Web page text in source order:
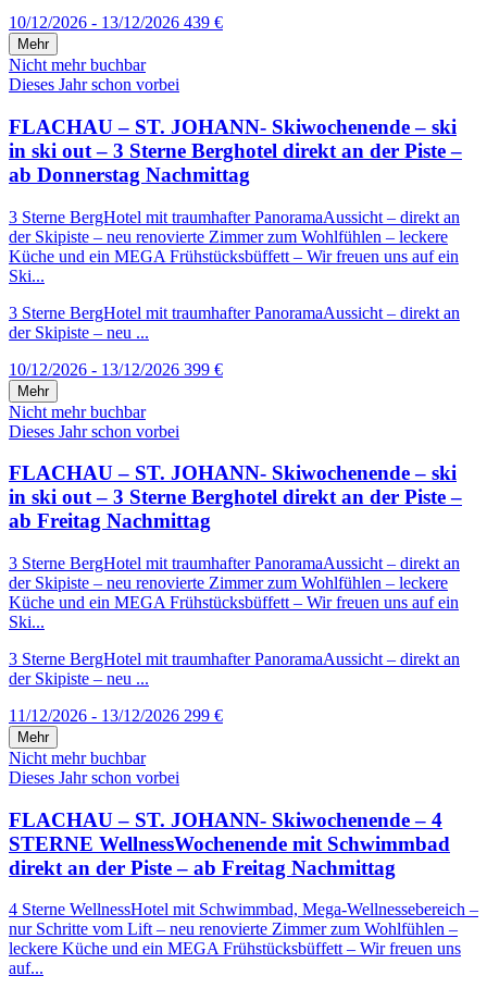
10/12/2026 - 13/12/2026 439 €
Mehr
Nicht mehr buchbar
Dieses Jahr schon vorbei
FLACHAU – ST. JOHANN- Skiwochenende – ski
in ski out – 3 Sterne Berghotel direkt an der Piste –
ab Donnerstag Nachmittag
3 Sterne BergHotel mit traumhafter PanoramaAussicht – direkt an
der Skipiste – neu renovierte Zimmer zum Wohlfühlen – leckere
Küche und ein MEGA Frühstücksbüffett – Wir freuen uns auf ein
Ski...
3 Sterne BergHotel mit traumhafter PanoramaAussicht – direkt an
der Skipiste – neu ...
10/12/2026 - 13/12/2026 399 €
Mehr
Nicht mehr buchbar
Dieses Jahr schon vorbei
FLACHAU – ST. JOHANN- Skiwochenende – ski
in ski out – 3 Sterne Berghotel direkt an der Piste –
ab Freitag Nachmittag
3 Sterne BergHotel mit traumhafter PanoramaAussicht – direkt an
der Skipiste – neu renovierte Zimmer zum Wohlfühlen – leckere
Küche und ein MEGA Frühstücksbüffett – Wir freuen uns auf ein
Ski...
3 Sterne BergHotel mit traumhafter PanoramaAussicht – direkt an
der Skipiste – neu ...
11/12/2026 - 13/12/2026 299 €
Mehr
Nicht mehr buchbar
Dieses Jahr schon vorbei
FLACHAU – ST. JOHANN- Skiwochenende – 4
STERNE WellnessWochenende mit Schwimmbad
direkt an der Piste – ab Freitag Nachmittag
4 Sterne WellnessHotel mit Schwimmbad, Mega-Wellnessebereich –
nur Schritte vom Lift – neu renovierte Zimmer zum Wohlfühlen –
leckere Küche und ein MEGA Frühstücksbüffett – Wir freuen uns
auf...